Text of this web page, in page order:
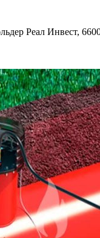
Реал Инвест,